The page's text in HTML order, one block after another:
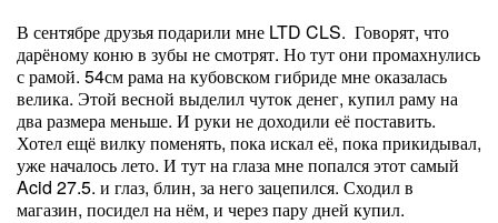
В сентябре друзья подарили мне LTD CLS. Говорят, что
дарёному коню в зубы не смотрят. Но тут они промахнулись
с рамой. 54см рама на кубовском гибриде мне оказалась
велика. Этой весной выделил чуток денег, купил раму на
два размера меньше. И руки не доходили её поставить.
Хотел ещё вилку поменять, пока искал её, пока прикидывал,
уже началось лето. И тут на глаза мне попался этот самый
Acid 27.5. и глаз, блин, за него зацепился. Сходил в
магазин, посидел на нём, и через пару дней купил.